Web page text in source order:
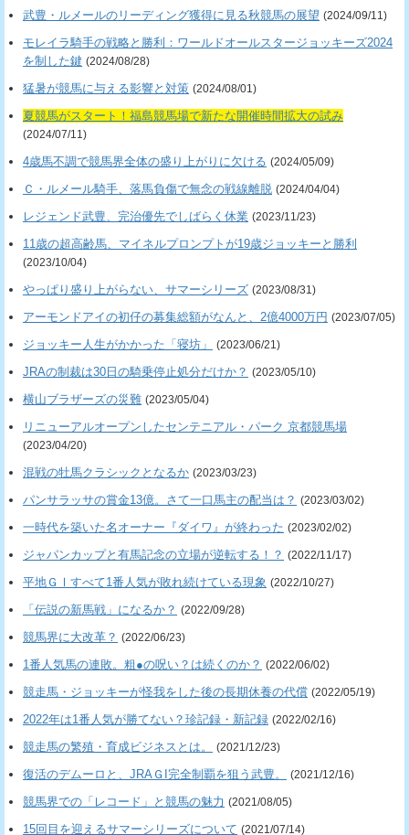
武豊・ルメールのリーディング獲得に見る秋競馬の展望 (2024/09/11)
モレイラ騎手の戦略と勝利：ワールドオールスタージョッキーズ2024
を制した鍵 (2024/08/28)
猛暑が競馬に与える影響と対策 (2024/08/01)
夏競馬がスタート！福島競馬場で新たな開催時間拡大の試み
(2024/07/11)
4歳馬不調で競馬界全体の盛り上がりに欠ける (2024/05/09)
Ｃ・ルメール騎手、落馬負傷で無念の戦線離脱 (2024/04/04)
レジェンド武豊、完治優先でしばらく休業 (2023/11/23)
11歳の超高齢馬、マイネルプロンプトが19歳ジョッキーと勝利
(2023/10/04)
やっぱり盛り上がらない、サマーシリーズ (2023/08/31)
アーモンドアイの初仔の募集総額がなんと、2億4000万円 (2023/07/05)
ジョッキー人生がかかった「寝坊」 (2023/06/21)
JRAの制裁は30日の騎乗停止処分だけか？ (2023/05/10)
横山ブラザーズの災難 (2023/05/04)
リニューアルオープンしたセンテニアル・パーク 京都競馬場
(2023/04/20)
混戦の牡馬クラシックとなるか (2023/03/23)
パンサラッサの賞金13億。さて一口馬主の配当は？ (2023/03/02)
一時代を築いた名オーナー『ダイワ』が終わった (2023/02/02)
ジャパンカップと有馬記念の立場が逆転する！？ (2022/11/17)
平地ＧⅠすべて1番人気が敗れ続けている現象 (2022/10/27)
「伝説の新馬戦」になるか？ (2022/09/28)
競馬界に大改革？ (2022/06/23)
1番人気馬の連敗。粗●の呪い？は続くのか？ (2022/06/02)
競走馬・ジョッキーが怪我をした後の長期休養の代償 (2022/05/19)
2022年は1番人気が勝てない？珍記録・新記録 (2022/02/16)
競走馬の繁殖・育成ビジネスとは。 (2021/12/23)
復活のデムーロと、JRAＧI完全制覇を狙う武豊。 (2021/12/16)
競馬界での「レコード」と競馬の魅力 (2021/08/05)
15回目を迎えるサマーシリーズについて (2021/07/14)